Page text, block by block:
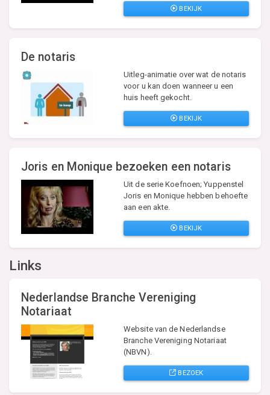
BEKIJK
De notaris
Uitleg-animatie over wat de notaris
voor u kan doen wanneer u een
huis heeft gekocht.
BEKIJK
Joris en Monique bezoeken een notaris
Uit de serie Koefnoen; Yuppenstel
Joris en Monique hebben behoefte
aan een akte.
BEKIJK
Links
Nederlandse Branche Vereniging
Notariaat
Website van de Nederlandse
Branche Vereniging Notariaat
(NBVN).
BEZOEK